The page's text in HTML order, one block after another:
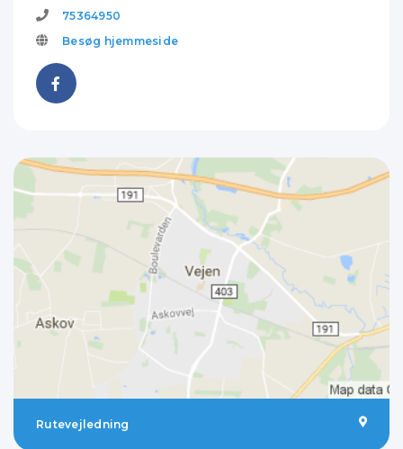
75364950
Besøg hjemmeside
Rutevejledning